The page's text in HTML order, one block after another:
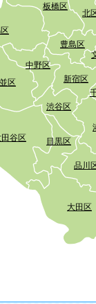
北
板橋区
豊島区
新宿区
中野区
渋谷区
目黒区
品川
大田区
区
谷区